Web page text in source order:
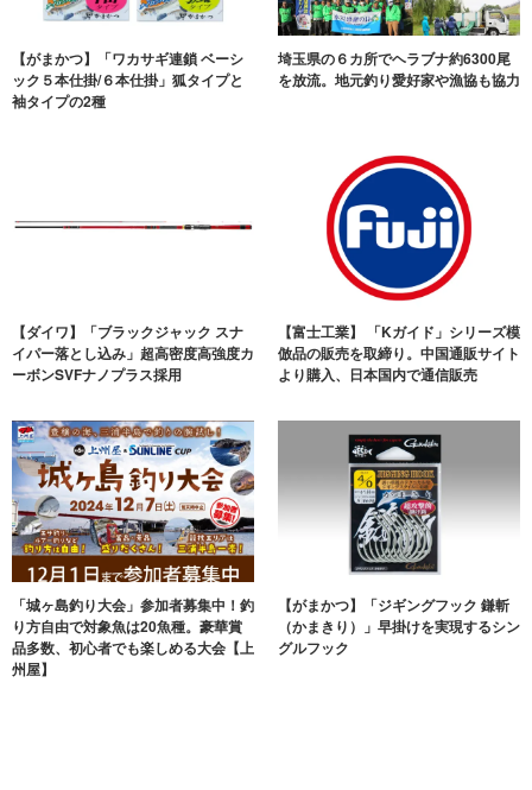
【がまかつ】「ワカサギ連鎖 ベーシ
ック５本仕掛/６本仕掛」狐タイプと
袖タイプの2種
埼玉県の６カ所でヘラブナ約6300尾
を放流。地元釣り愛好家や漁協も協力
【ダイワ】「ブラックジャック スナ
イパー落とし込み」超高密度高強度カ
ーボンSVFナノプラス採用
【富士工業】 「Kガイド」シリーズ模
倣品の販売を取締り。中国通販サイト
より購入、日本国内で通信販売
「城ヶ島釣り大会」参加者募集中！釣
り方自由で対象魚は20魚種。豪華賞
品多数、初心者でも楽しめる大会【上
州屋】
【がまかつ】「ジギングフック 鎌斬
（かまきり）」早掛けを実現するシン
グルフック